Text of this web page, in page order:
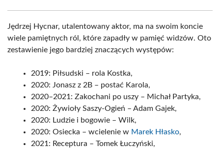
Jędrzej Hycnar, utalentowany aktor, ma na swoim koncie
wiele pamiętnych ról, które zapadły w pamięć widzów. Oto
zestawienie jego bardziej znaczących występów:
2019: Piłsudski – rola Kostka,
2020: Jonasz z 2B – postać Karola,
2020–2021: Zakochani po uszy – Michał Partyka,
2020: Żywioły Saszy-Ogień – Adam Gajek,
2020: Ludzie i bogowie – Wilk,
2020: Osiecka – wcielenie w Marek Hłasko,
2021: Receptura – Tomek Łuczyński,